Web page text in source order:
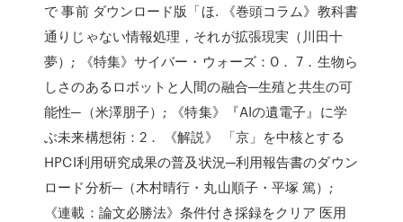
で 事前 ダウンロード版「ほ. 《巻頭コラム》教科書
通りじゃない情報処理，それが拡張現実（川田十
夢）; 《特集》サイバー・ウォーズ：0． 7．生物ら
しさのあるロボットと人間の融合─生殖と共生の可
能性─（米澤朋子）; 《特集》『AIの遺電子』に学
ぶ未来構想術：2． 《解説》 「京」を中核とする
HPCI利用研究成果の普及状況─利用報告書のダウン
ロード分析─（木村晴行・丸山順子・平塚 篤）;
《連載：論文必勝法》条件付き採録をクリア 医用